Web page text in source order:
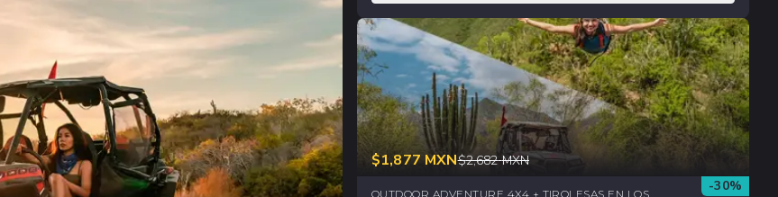
$1,877 MXN$2,682 MXN
-30%
OUTDOOR ADVENTURE 4X4 + TIROLESAS EN LOS